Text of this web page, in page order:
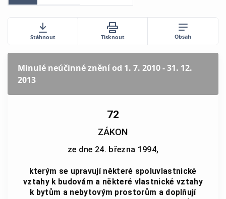
Stáhnout Tisknout Obsah
Minulé neúčinné zněníod 1. 7. 2010 - 31. 12.
2013
72
ZÁKON
ze dne 24. března 1994,
kterým se upravují některé spoluvlastnické
vztahy k budovám a některé vlastnické vztahy
k bytům a nebytovým prostorům a doplňují